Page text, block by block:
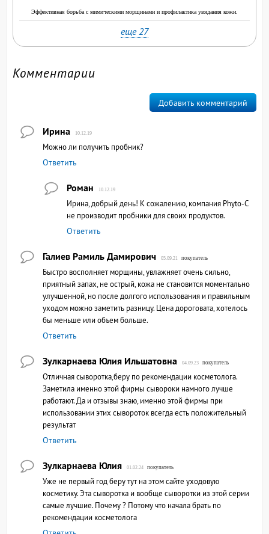
Эффективная борьба с мимическими морщинами и профилактика увядания кожи.
еще 27
Комментарии
Добавить комментарий
Ирина 10.12.19
Можно ли получить пробник?
Ответить
Роман 10.12.19
Ирина, добрый день! К сожалению, компания Phyto-C
не производит пробники для своих продуктов.
Ответить
Галиев Рамиль Дамирович 05.09.21 покупатель
Быстро восполняет морщины, увлажняет очень сильно,
приятный запах, не острый, кожа не становится моментально
улучшенной, но после долгого использования и правильным
уходом можно заметить разницу. Цена дороговата, хотелось
бы меньше или объем больше.
Ответить
Зулкарнаева Юлия Ильшатовна 04.09.23 покупатель
Отличная сыворотка,беру по рекомендации косметолога.
Заметила именно этой фирмы сывороки намного лучше
работают. Да и отзывы знаю, именно этой фирмы при
использовании этих сывороток всегда есть положительный
результат
Ответить
Зулкарнаева Юлия 01.02.24 покупатель
Уже не первый год беру тут на этом сайте уходовую
косметику. Эта сыворотка и вообще сыворотки из этой серии
самые лучшие. Почему ? Потому что начала брать по
рекомендации косметолога